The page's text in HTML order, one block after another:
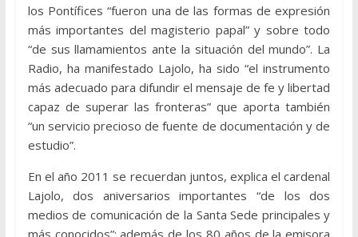
los Pontífices “fueron una de las formas de expresión
más importantes del magisterio papal” y sobre todo
“de sus llamamientos ante la situación del mundo”. La
Radio, ha manifestado Lajolo, ha sido “el instrumento
más adecuado para difundir el mensaje de fe y libertad
capaz de superar las fronteras” que aporta también
“un servicio precioso de fuente de documentación y de
estudio”.
En el año 2011 se recuerdan juntos, explica el cardenal
Lajolo, dos aniversarios importantes “de los dos
medios de comunicación de la Santa Sede principales y